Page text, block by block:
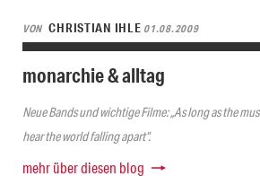
VON CHRISTIAN IHLE 01.08.2009
monarchie & alltag
Neue Bands und wichtige Filme: „As long as the
hear the world falling apart“.
mehr über diesen blog